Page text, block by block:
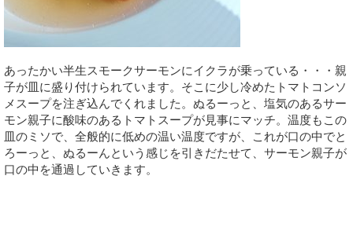
あったかい半生スモークサーモンにイクラが乗っている・・・親
子が皿に盛り付けられています。そこに少し冷めたトマトコンソ
メスープを注ぎ込んでくれました。ぬるーっと、塩気のあるサー
モン親子に酸味のあるトマトスープが見事にマッチ。温度もこの
皿のミソで、全般的に低めの温い温度ですが、これが口の中でと
ろーっと、ぬるーんという感じを引きだたせて、サーモン親子が
口の中を通過していきます。